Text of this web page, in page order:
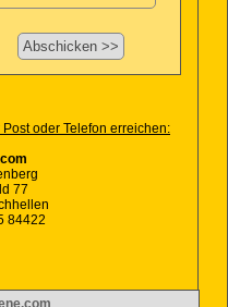
oder Telefon erreichen:
77
84422